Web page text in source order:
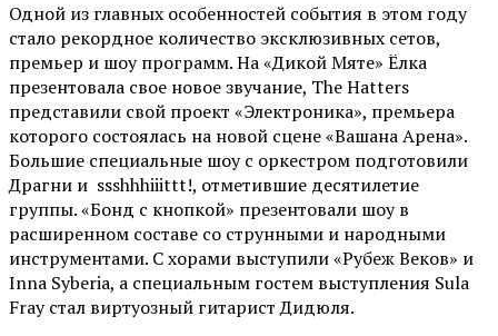
Одной из главных особенностей события в этом году
стало рекордное количество эксклюзивных сетов,
премьер и шоу программ. На «Дикой Мяте» Ёлка
презентовала свое новое звучание, The Hatters
представили свой проект «Электроника», премьера
которого состоялась на новой сцене «Вашана Арена».
Большие специальные шоу с оркестром подготовили
Драгни и ssshhhiiittt!, отметившие десятилетие
группы. «Бонд с кнопкой» презентовали шоу в
расширенном составе со струнными и народными
инструментами. С хорами выступили «Рубеж Веков» и
Inna Syberia, а специальным гостем выступления Sula
Fray стал виртуозный гитарист Дидюля.